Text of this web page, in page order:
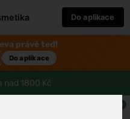
Do aplikace
právě teď!
Do aplikace
nad 1800 Kč
0